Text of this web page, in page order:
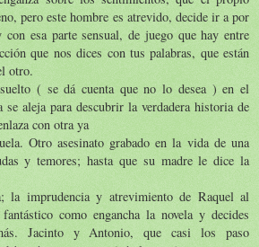
pero este hombre es atrevido, decide ir a por
con esa parte sensual, de juego que hay entre
que nos dices con tus palabras, que están
otro.
( se dá cuenta que no lo desea ) en el
se aleja para descubrir la verdadera historia de
con otra ya
Otro asesinato grabado en la vida de una
y temores; hasta que su madre le dice la
la imprudencia y atrevimiento de Raquel al
como engancha la novela y decides
Jacinto y Antonio, que casi los paso